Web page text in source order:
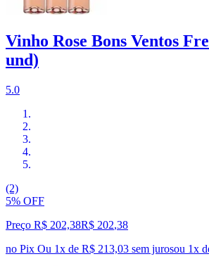
Vinho Rose Bons Ventos
und)
5.0
(2)
5% OFF
Preço R$ 202,38R$ 202,38
no Pix Ou 1x de R$ 213,03 sem jurosou 1x